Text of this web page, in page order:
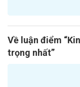
Về luận điểm
trọng nhất”